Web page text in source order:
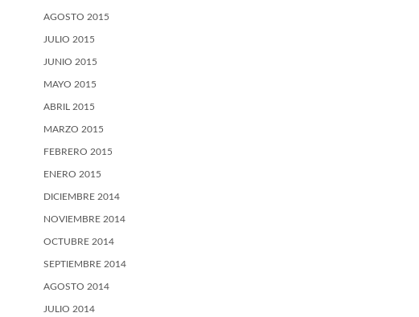
AGOSTO 2015
JULIO 2015
JUNIO 2015
MAYO 2015
ABRIL 2015
MARZO 2015
FEBRERO 2015
ENERO 2015
DICIEMBRE 2014
NOVIEMBRE 2014
OCTUBRE 2014
SEPTIEMBRE 2014
AGOSTO 2014
JULIO 2014